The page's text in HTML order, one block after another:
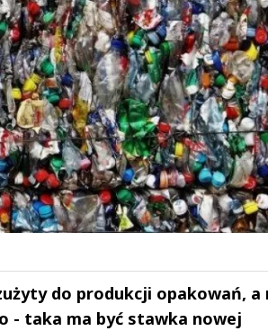
do produkcji opakowań, a
- taka ma być stawka nowej